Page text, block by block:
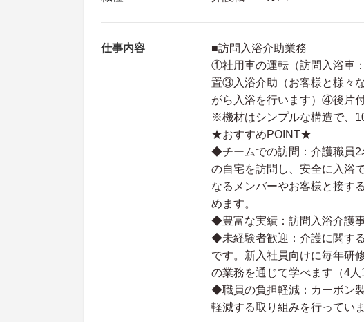
仕事内容
■訪問入浴介助業務
①社用車の運転（訪問入浴車
置③入浴介助（お客様と様々
がら入浴を行います）④後片
※機材はシンプルな構造で、
★おすすめPOINT★
◆チームでの訪問：介護職員2
の自宅を訪問し、安全に入浴
なるメンバーやお客様と接す
めます。
◆豊富な実績：訪問入浴介護
◆未経験者歓迎：介護に関す
です。新入社員向けに毎年研
の業務を通じて学べます（4人
◆職員の負担軽減：カーボン
軽減する取り組みを行っていま